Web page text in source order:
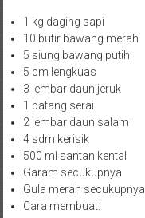
1 kg daging sapi
10 butir bawang merah
5 siung bawang putih
5 cm lengkuas
3 lembar daun jeruk
1 batang serai
2 lembar daun salam
4 sdm kerisik
500 ml santan kental
Garam secukupnya
Gula merah secukupnya
Cara membuat: